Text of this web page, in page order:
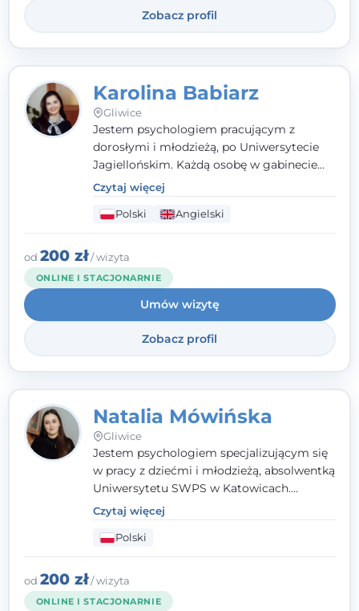
Zobacz profil
Karolina Babiarz
Gliwice
Jestem psychologiem pracującym z
dorosłymi i młodzieżą, po Uniwersytecie
Jagiellońskim. Każdą osobę w gabinecie
traktuję jak osobną historię, którą poznaję,
budując relację opartą na zaufaniu i
empatii. Przyjmuję w Poradni Teraply.pl w
Gliwicach oraz online, po polsku i po
angielsku.
Czytaj więcej
Polski Angielski
od 200 zł/ wizyta
ONLINE I STACJONARNIE
Umów wizytę
Zobacz profil
Natalia Mówińska
Gliwice
Jestem psychologiem specjalizującym się
w pracy z dziećmi i młodzieżą, absolwentką
Uniwersytetu SWPS w Katowicach.
Prowadzę konsultacje oraz terapię
nastawioną na potrzeby dziecka i jego
rodziny. Najważniejsze jest dla mnie
stworzenie bezpiecznego miejsca, w
którym dziecko czuje się zauważone i
zrozumiane.
Czytaj więcej
Polski
od 200 zł/ wizyta
ONLINE I STACJONARNIE